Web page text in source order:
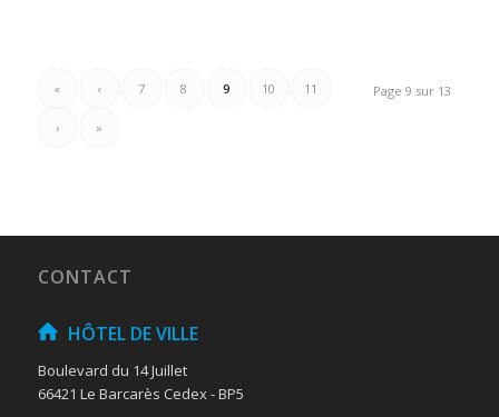
Page 9 sur 13
« ‹ 7 8 9 10 11
› »
CONTACT
HÔTEL DE VILLE
Boulevard du 14 Juillet
66421 Le Barcarès Cedex - BP5